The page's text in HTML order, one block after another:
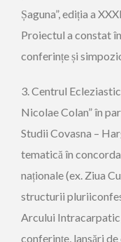
Șaguna”, ediția a
Proiectul a constat
conferințe și
3. Centrul
Nicolae Colan” în
Studii Covasna –
tematică în
naționale (ex. Ziua
structurii
Arcului
conferințe, lansări